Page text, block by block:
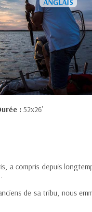
: 52x26’
a compris depuis
de sa tribu, nous